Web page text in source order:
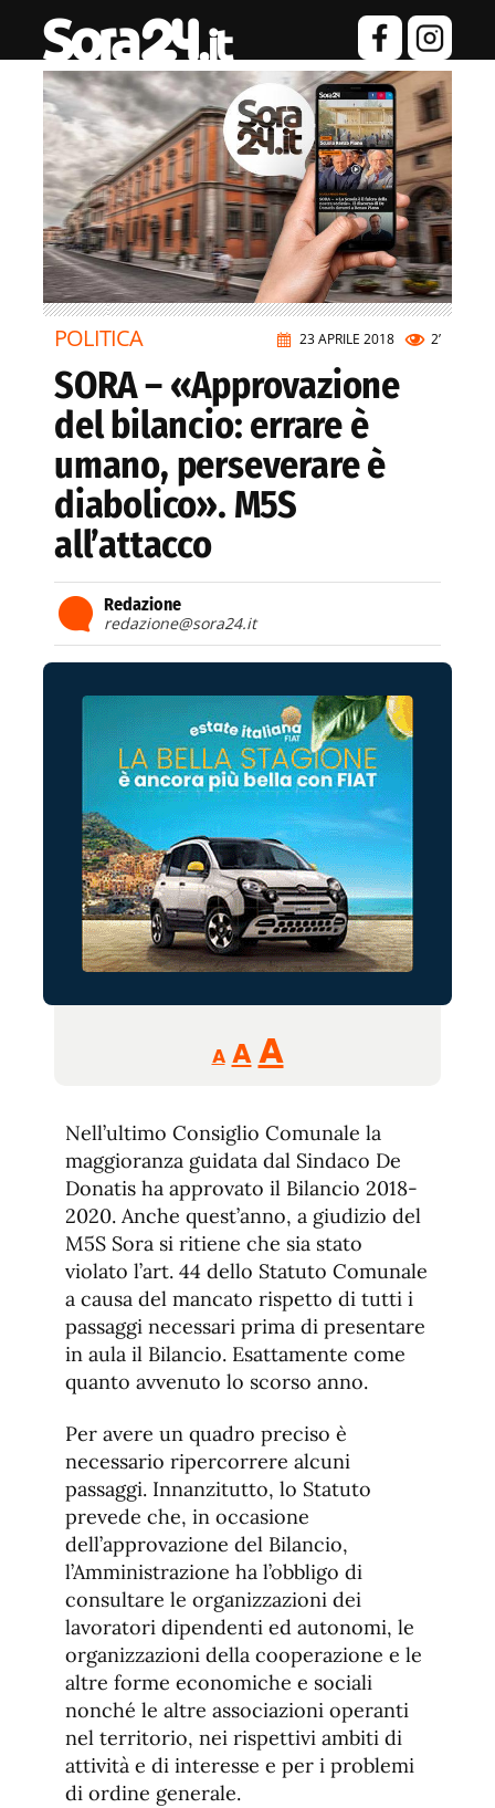
23 APRILE 2018 2’
POLITICA
SORA – «Approvazione
del bilancio: errare è
umano, perseverare è
diabolico». M5S
all’attacco
Redazione
redazione@sora24.it
A
Reducir
tamaño
A Restablecer
de
fuente
AAumentar
de
fuente.
Nell’ultimo Consiglio Comunale la
maggioranza guidata dal Sindaco De
Donatis ha approvato il Bilancio 2018-
2020. Anche quest’anno, a giudizio del
M5S Sora si ritiene che sia stato
violato l’art. 44 dello Statuto Comunale
a causa del mancato rispetto di tutti i
passaggi necessari prima di presentare
in aula il Bilancio. Esattamente come
quanto avvenuto lo scorso anno.
Per avere un quadro preciso è
necessario ripercorrere alcuni
passaggi. Innanzitutto, lo Statuto
prevede che, in occasione
dell’approvazione del Bilancio,
l’Amministrazione ha l’obbligo di
consultare le organizzazioni dei
lavoratori dipendenti ed autonomi, le
organizzazioni della cooperazione e le
altre forme economiche e sociali
nonché le altre associazioni operanti
nel territorio, nei rispettivi ambiti di
attività e di interesse e per i problemi
di ordine generale.